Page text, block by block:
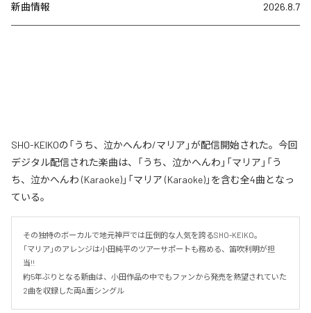
新曲情報 2026.8.7
SHO-KEIKOの「うち、泣かへんわ/マリア」が配信開始された。今回
デジタル配信された楽曲は、「うち、泣かへんわ」「マリア」「う
ち、泣かへんわ (Karaoke)」「マリア (Karaoke)」を含む全4曲となっ
ている。
その独特のボーカルで地元神戸では圧倒的な人気を誇るSHO-KEIKO。
「マリア」のアレンジは小田純平のツアーサポートも務める、笛吹利明が担
当!!
約5年ぶりとなる新曲は、小田作品の中でもファンから発売を熱望されていた
2曲を収録した両A面シングル